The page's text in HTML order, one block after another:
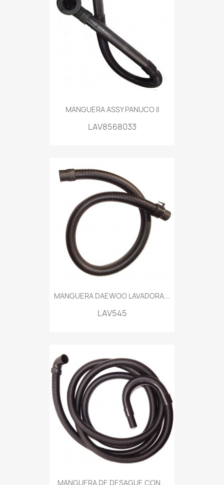
MANGUERA ASSY PANUCO II
LAV8568033
MANGUERA DAEWOO LAVADORA...
LAV545
MANGUERA DE DESAGUE CON...